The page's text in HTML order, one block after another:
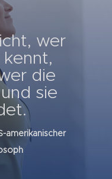
wer
die
sie
amerikanischer